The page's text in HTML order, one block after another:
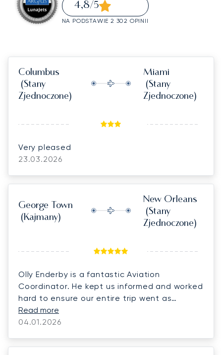
4,8/5
NA PODSTAWIE 2 302 OPINII
Columbus
(Stany
Zjednoczone)
Miami
(Stany
Zjednoczone)
Very pleased
23.03.2026
George Town
(Kajmany)
New Orleans
(Stany
Zjednoczone)
Olly Enderby is a fantastic Aviation
Coordinator. He kept us informed and worked
hard to ensure our entire trip went as
planned even when faced with challenges
from Owners changing their minds and the US
congestion.
Read more
04.01.2026